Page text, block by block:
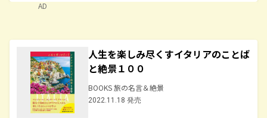
AD
人生を楽しみ尽くすイタリアのことば
と絶景１００
BOOKS 旅の名言＆絶景
2022.11.18 発売